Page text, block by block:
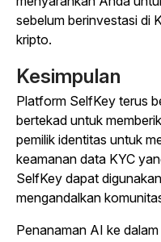
sebelum berinvestasi di
kripto.
Kesimpulan
Platform SelfKey terus
bertekad untuk
pemilik identitas untuk
keamanan data KYC
SelfKey dapat
mengandalkan
Penanaman AI ke